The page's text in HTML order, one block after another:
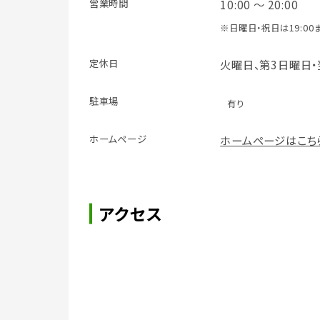
営業時間 10:00 ～ 20:00
※日曜日・祝日は19:00
定休日 火曜日、第3日曜日
駐車場 有り
ホームページ ホームページはこち
アクセス